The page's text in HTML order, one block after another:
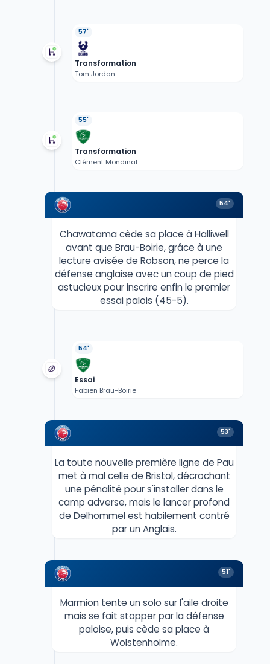
57'
Transformation
Tom Jordan
55'
Transformation
Clément Mondinat
54'
Chawatama cède sa place à Halliwell
avant que Brau-Boirie, grâce à une
lecture avisée de Robson, ne perce la
défense anglaise avec un coup de pied
astucieux pour inscrire enfin le premier
essai palois (45-5).
54'
Essai
Fabien Brau-Boirie
53'
La toute nouvelle première ligne de Pau
met à mal celle de Bristol, décrochant
une pénalité pour s'installer dans le
camp adverse, mais le lancer profond
de Delhommel est habilement contré
par un Anglais.
51'
Marmion tente un solo sur l'aile droite
mais se fait stopper par la défense
paloise, puis cède sa place à
Wolstenholme.